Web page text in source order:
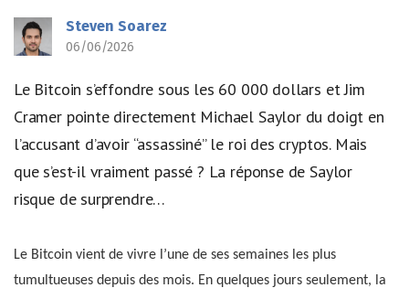
Steven Soarez
06/06/2026
Le Bitcoin s’effondre sous les 60 000 dollars et Jim
Cramer pointe directement Michael Saylor du doigt en
l’accusant d’avoir “assassiné” le roi des cryptos. Mais
que s’est-il vraiment passé ? La réponse de Saylor
risque de surprendre…
Le Bitcoin vient de vivre l’une de ses semaines les plus
tumultueuses depuis des mois. En quelques jours seulement, la